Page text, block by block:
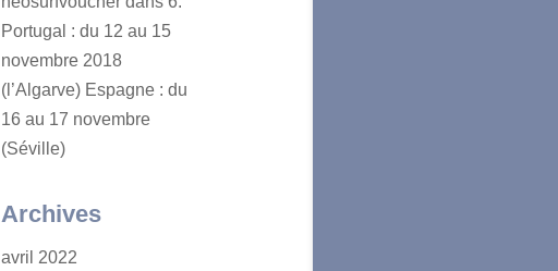
Portugal : du 12 au 15
novembre 2018
(l’Algarve) Espagne : du
16 au 17 novembre
(Séville)
Archives
avril 2022